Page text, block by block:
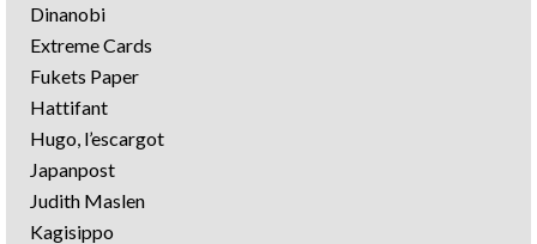
Dinanobi
Extreme Cards
Fukets Paper
Hattifant
Hugo, l’escargot
Japanpost
Judith Maslen
Kagisippo